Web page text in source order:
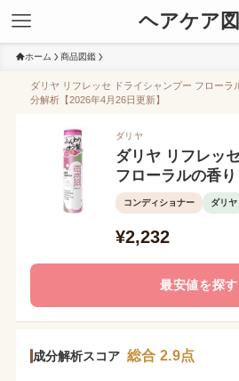
ヘアケア
ホーム 商品図鑑
ダリヤ リフレッセ ドライシャンプー フローラ
分解析【2026年4月26日更新】
ダリヤ
ダリヤ リフレッ
フローラルの香り
コンディショナー ダリヤ
¥2,232
最安値を探す
成分解析スコア 総合 2.9点